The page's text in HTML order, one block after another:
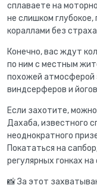
сплаваете на
не слишком
кораллами без
Конечно, вас ждут
по ним с местным
похожей атмосферой
виндсерферов и
Если захотите,
Дахаба, известного
неоднократного
Покататься на
регулярных гонках на
📸 За этот